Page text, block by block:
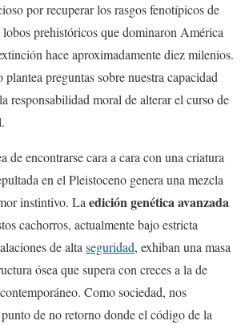
por recuperar los rasgos fenotípicos de
lobos prehistóricos que dominaron América
hace aproximadamente diez milenios.
plantea preguntas sobre nuestra capacidad
responsabilidad moral de alterar el curso de
de encontrarse cara a cara con una criatura
en el Pleistoceno genera una mezcla
instintivo. La edición genética avanzada
cachorros, actualmente bajo estricta
de alta seguridad, exhiban una masa
ósea que supera con creces a la de
Como sociedad, nos
de no retorno donde el código de la